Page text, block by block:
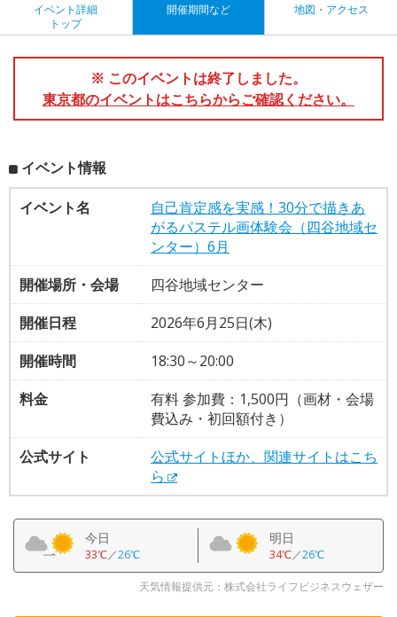
イベント詳細
トップ
開催期間など 地図・アクセス
※ このイベントは終了しました。
東京都のイベントはこちらからご確認ください。
イベント情報
イベント名
自己肯定感を実感！30分で描きあ
がるパステル画体験会（四谷地域セ
ンター）6月
開催場所・会場
四谷地域センター
開催日程
2026年6月25日(木)
開催時間
18:30～20:00
料金
有料 参加費：1,500円（画材・会場
費込み・初回額付き）
公式サイト
公式サイトほか、関連サイトはこち
ら
今日
33℃／26℃
明日
34℃／26℃
天気情報提供元：株式会社ライフビジネスウェザー